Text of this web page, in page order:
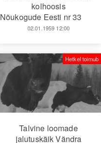
kolhoosis
Nõukogude Eesti nr 33
02.01.1959 12:00
Talvine loomade
jalutuskäik Vändra
Hetkel toimub